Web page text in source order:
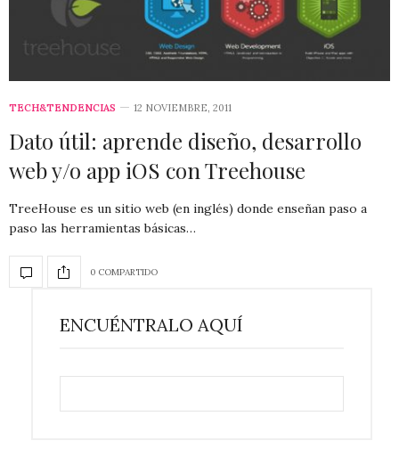
TECH&TENDENCIAS 12 NOVIEMBRE, 2011
Dato útil: aprende diseño, desarrollo
web y/o app iOS con Treehouse
TreeHouse es un sitio web (en inglés) donde enseñan paso a
paso las herramientas básicas…
0 COMPARTIDO
ENCUÉNTRALO AQUÍ